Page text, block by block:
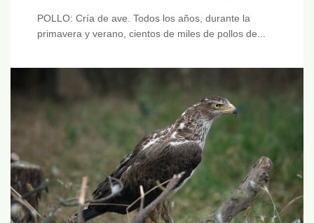
POLLO: Cría de ave. Todos los años, durante la
primavera y verano, cientos de miles de pollos de...